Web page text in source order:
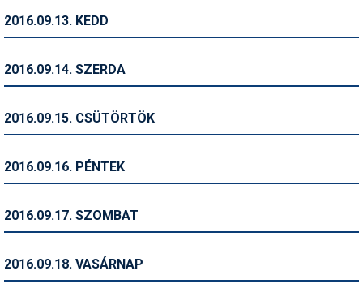
Sífelszerelés
Símánia
Síszerviz
2016.09.13. KEDD
2016.09.14. SZERDA
2016.09.15. CSÜTÖRTÖK
2016.09.16. PÉNTEK
2016.09.17. SZOMBAT
2016.09.18. VASÁRNAP